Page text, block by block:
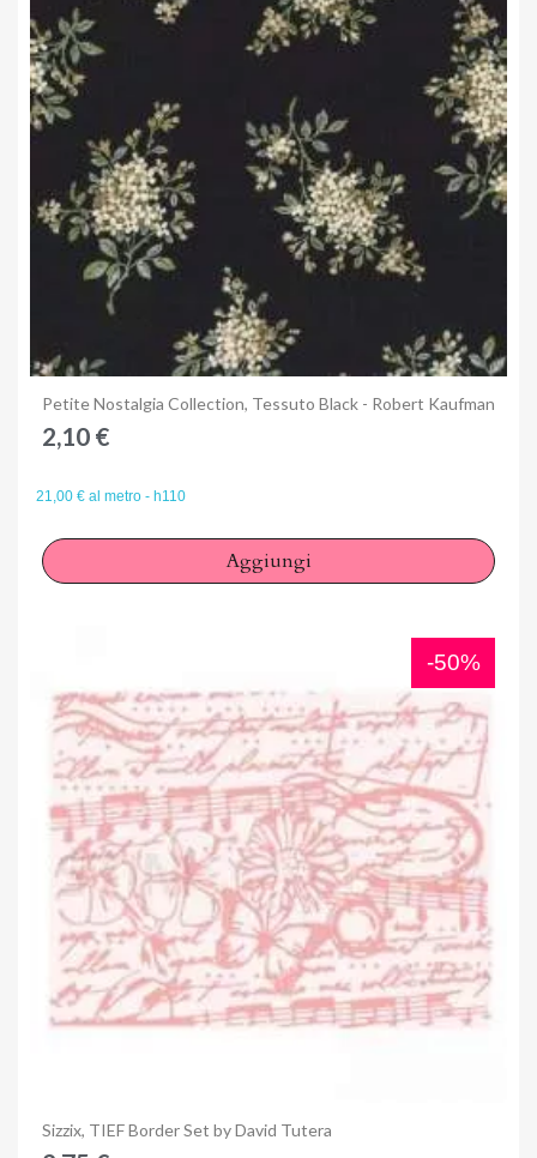
Anteprima
Petite Nostalgia Collection, Tessuto Black - Robert Kaufman
2,10 €
21,00 € al metro - h110
Aggiungi
Anteprima
-50%
Sizzix, TIEF Border Set by David Tutera